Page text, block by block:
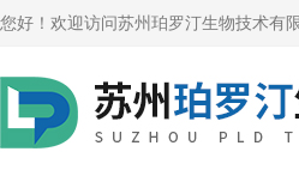
您好！欢迎访问苏州珀罗汀生物技术有